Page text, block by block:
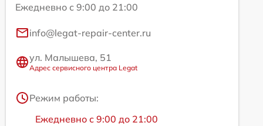
Ежедневно с 9:00 до 21:00
info@legat-repair-center.ru
ул. Малышева, 51
Адрес сервисного центра Legat
Режим работы:
Ежедневно с 9:00 до 21:00